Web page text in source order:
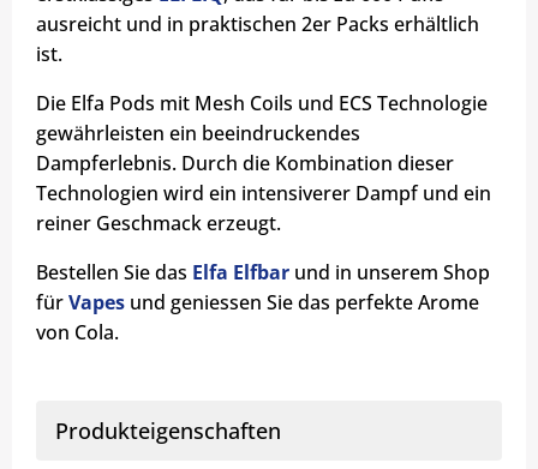
ausreicht und in praktischen 2er Packs erhältlich
ist.
Die Elfa Pods mit Mesh Coils und ECS Technologie
gewährleisten ein beeindruckendes
Dampferlebnis. Durch die Kombination dieser
Technologien wird ein intensiverer Dampf und ein
reiner Geschmack erzeugt.
Bestellen Sie das Elfa Elfbar und in unserem Shop
fürVapes und geniessen Sie das perfekte Arome
von Cola.
Produkteigenschaften